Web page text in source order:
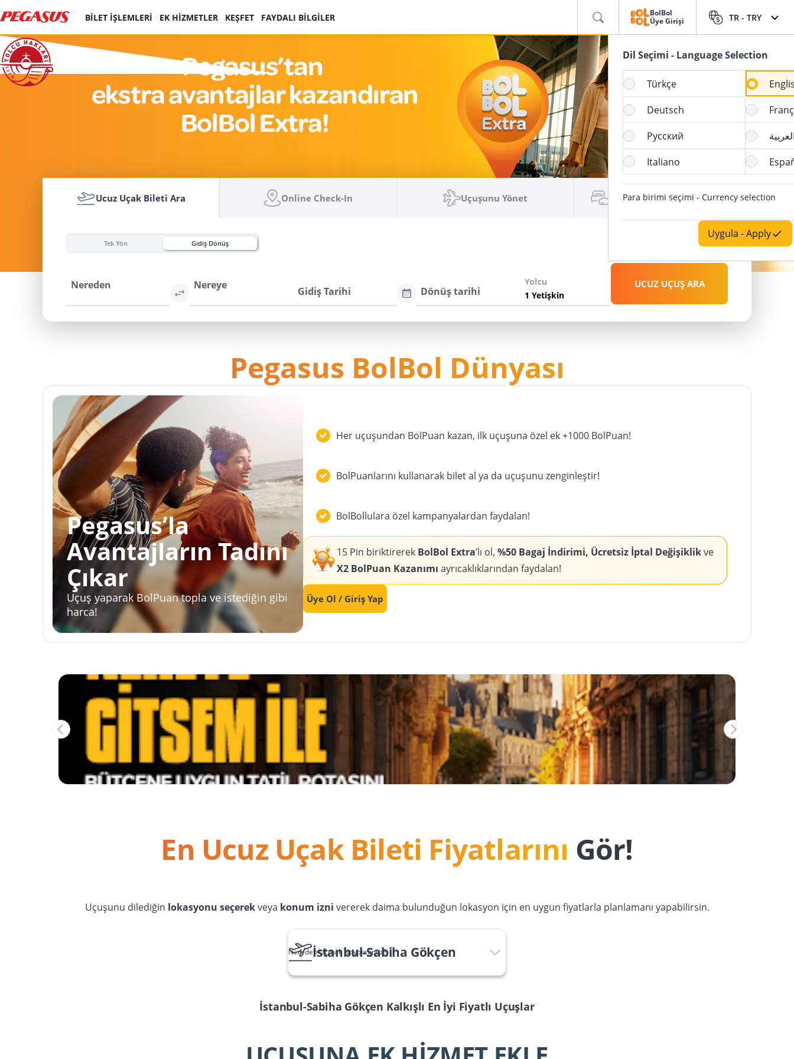
BİLET İŞLEMLERİ EK HİZMETLER KEŞFET FAYDALI BİLGİLER
BolBol
Üye Girişi
TR - TRY
Dil Seçimi - Language Selection
Türkçe
Deutsch
Русский
Italiano
Para birimi seçimi - Currency selection
Uygula - Apply
HEMEN KEŞFET
Ucuz Uçak Bileti Ara Online Check-In Uçuşunu Yönet Araç Kiralama / Konaklama
Tek Yön Gidiş Dönüş
Nereden Nereye Gidiş Tarihi Dönüş tarihi
Yolcu UCUZ UÇUŞ ARA
Pegasus BolBol Dünyası
Pegasus’la
Avantajların Tadını
Çıkar
Uçuş yaparak BolPuan topla ve istediğin gibi
harca!
Her uçuşundan BolPuan kazan, ilk uçuşuna özel ek +1000 BolPuan!
BolPuanlarını kullanarak bilet al ya da uçuşunu zenginleştir!
BolBollulara özel kampanyalardan faydalan!
15 Pin biriktirerek BolBol Extra’lı ol, %50 Bagaj İndirimi, Ücretsiz İptal Değişiklikve
X2 BolPuan Kazanımı ayrıcaklıklarından faydalan!
Üye Ol / Giriş Yap
En Ucuz Uçak Bileti Fiyatlarını Gör!
Uçuşunu dilediğin lokasyonu seçerekveya konum izni vererek daima bulunduğun lokasyon için en uygun fiyatlarla planlamanı yapabilirsin.
Nereden Uçmak İstiyorsunuz?
İstanbul-Sabiha Gökçen
İstanbul-Sabiha Gökçen Kalkışlı En İyi Fiyatlı Uçuşlar